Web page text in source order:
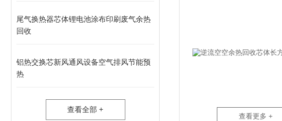
尾气换热器芯体锂电池涂布印刷废气余热
回收
铝热交换芯新风通风设备空气排风节能预
热
查看全部 +
查看更多 +